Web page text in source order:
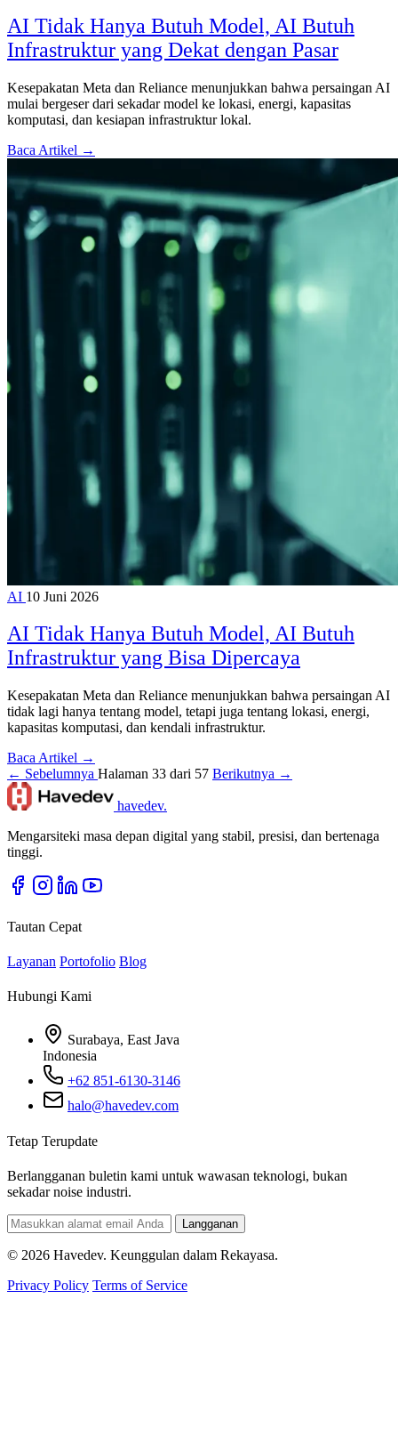
AI Tidak Hanya Butuh Model, AI Butuh
Infrastruktur yang Dekat dengan Pasar
Kesepakatan Meta dan Reliance menunjukkan bahwa persaingan AI
mulai bergeser dari sekadar model ke lokasi, energi, kapasitas
komputasi, dan kesiapan infrastruktur lokal.
Baca Artikel →
AI 10 Juni 2026
AI Tidak Hanya Butuh Model, AI Butuh
Infrastruktur yang Bisa Dipercaya
Kesepakatan Meta dan Reliance menunjukkan bahwa persaingan AI
tidak lagi hanya tentang model, tetapi juga tentang lokasi, energi,
kapasitas komputasi, dan kendali infrastruktur.
Baca Artikel →
← Sebelumnya Halaman 33 dari 57 Berikutnya →
havedev.
Mengarsiteki masa depan digital yang stabil, presisi, dan bertenaga
tinggi.
Tautan Cepat
Layanan Portofolio Blog
Hubungi Kami
Surabaya, East Java
Indonesia
+62 851-6130-3146
halo@havedev.com
Tetap Terupdate
Berlangganan buletin kami untuk wawasan teknologi, bukan
sekadar noise industri.
Langganan
© 2026 Havedev. Keunggulan dalam Rekayasa.
Privacy Policy Terms of Service